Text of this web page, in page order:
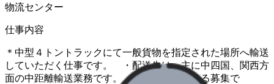
物流センター
仕事内容
＊中型４トントラックにて一般貨物を指定された場所へ輸送
していただく仕事です。 ・配送先は、主に中四国、関西方
面の中距離輸送業務です。 ・業務拡大による募集で